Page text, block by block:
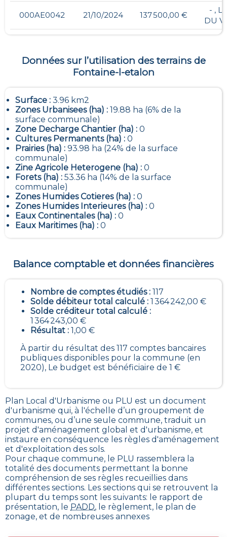
000AE0042 21/10/2024 137 500,00 €
- ,
DU
Données sur l’utilisation des terrains de
Fontaine-l-etalon
Surface : 3.96 km2
Zones Urbanisees (ha) : 19.88 ha (6% de la
surface communale)
Zone Decharge Chantier (ha) : 0
Cultures Permanents (ha) : 0
Prairies (ha) : 93.98 ha (24% de la surface
communale)
Zine Agricole Heterogene (ha) : 0
Forets (ha) : 53.36 ha (14% de la surface
communale)
Zones Humides Cotieres (ha) : 0
Zones Humides Interieures (ha) : 0
Eaux Continentales (ha) : 0
Eaux Maritimes (ha) : 0
Balance comptable et données financières
Nombre de comptes étudiés : 117
Solde débiteur total calculé : 1 364 242,00 €
Solde créditeur total calculé :
1 364 243,00 €
Résultat : 1,00 €
À partir du résultat des 117 comptes bancaires
publiques disponibles pour la commune (en
2020), Le budget est bénéficiaire de 1 €
Plan Local d'Urbanisme ou PLU est un document
d'urbanisme qui, à l'échelle d’un groupement de
communes, ou d’une seule commune, traduit un
projet d'aménagement global et d'urbanisme, et
instaure en conséquence les règles d'aménagement
et d'exploitation des sols.
Pour chaque commune, le PLU rassemblera la
totalité des documents permettant la bonne
compréhension de ses règles recueillies dans
différentes sections. Les sections qui se retrouvent la
plupart du temps sont les suivants: le rapport de
présentation, le PADD, le règlement, le plan de
zonage, et de nombreuses annexes